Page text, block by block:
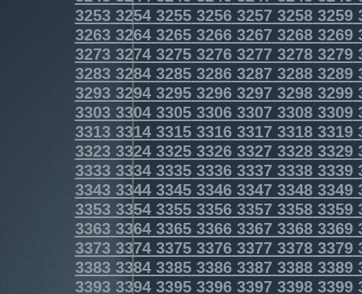
3253325432553256325732583259
3263326432653266326732683269
3273327432753276327732783279
3283328432853286328732883289
3293329432953296329732983299
3303330433053306330733083309
3313331433153316331733183319
3323332433253326332733283329
3333333433353336333733383339
3343334433453346334733483349
3353335433553356335733583359
3363336433653366336733683369
3373337433753376337733783379
3383338433853386338733883389
3393339433953396339733983399